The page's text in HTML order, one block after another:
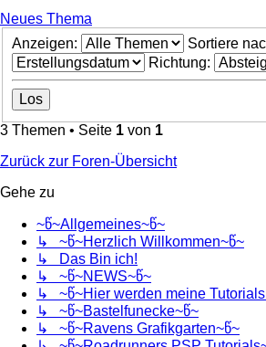
Neues Thema
Anzeigen:
Sortiere
Richtung:
3 Themen • Seite 1 von 1
Zurück zur Foren-Übersicht
Gehe zu
~წ~Allgemeines~წ~
↳ ~წ~Herzlich Willkommen~წ~
↳ Das Bin ich!
↳ ~წ~NEWS~წ~
↳ ~წ~Hier werden meine Tutorials
↳ ~წ~Bastelfunecke~წ~
↳ ~წ~Ravens Grafikgarten~წ~